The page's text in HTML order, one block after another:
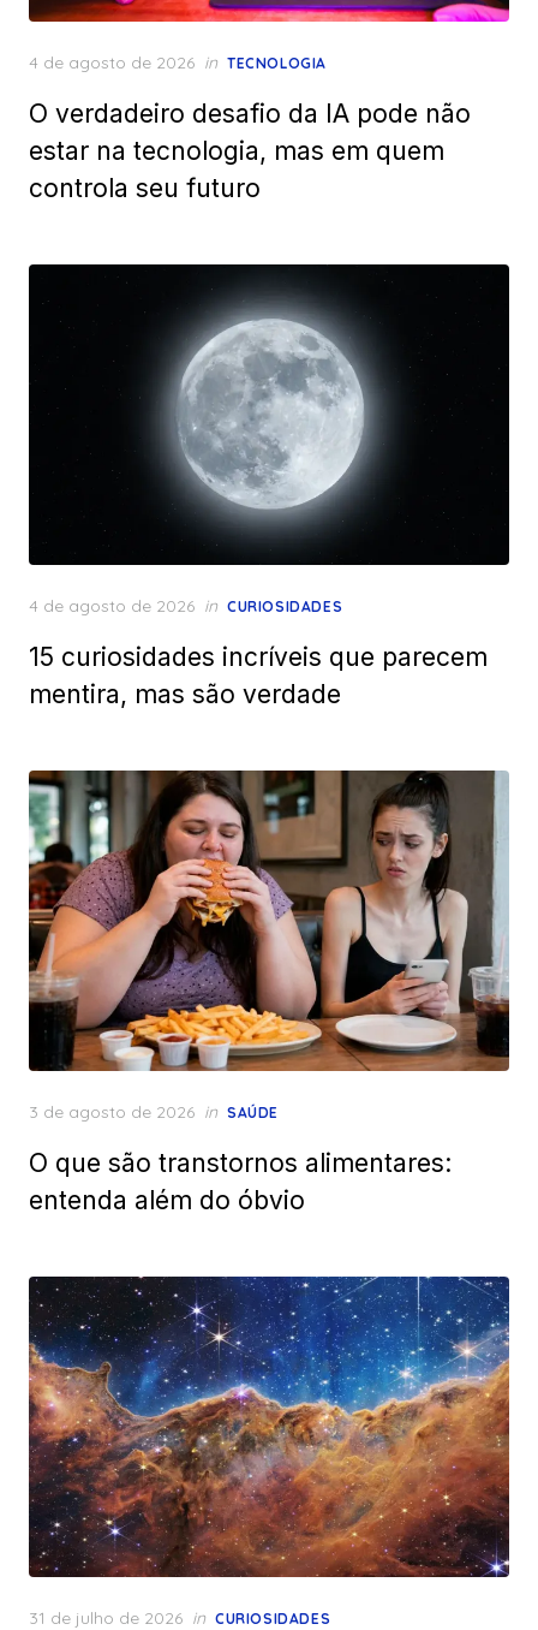
Posted
4 de agosto de 2026 in TECNOLOGIA
O verdadeiro desafio da IA pode não
estar na tecnologia, mas em quem
controla seu futuro
Posted
4 de agosto de 2026 in CURIOSIDADES
15 curiosidades incríveis que parecem
mentira, mas são verdade
Posted
3 de agosto de 2026 in SAÚDE
O que são transtornos alimentares:
entenda além do óbvio
Posted
31 de julho de 2026 in CURIOSIDADES